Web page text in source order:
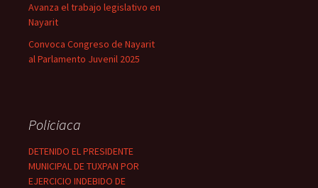
Avanza el trabajo legislativo en
Nayarit
Convoca Congreso de Nayarit
al Parlamento Juvenil 2025
Policiaca
DETENIDO EL PRESIDENTE
MUNICIPAL DE TUXPAN POR
EJERCICIO INDEBIDO DE